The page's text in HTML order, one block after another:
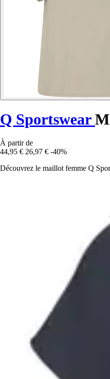
Q Sportswear
À partir de
44,95 € 26,97 € -40%
Découvrez le maillot femme Q